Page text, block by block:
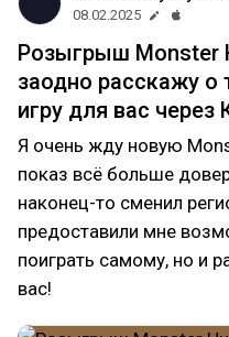
08.02.2025
Розыгрыш Monster
заодно расскажу о
игру для вас через
Я очень жду новую
показ всё больше
наконец-то сменил
предоставили мне
поиграть самому, но и
вас!